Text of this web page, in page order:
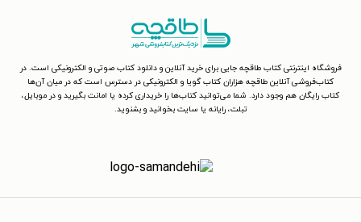
فروشگاه اینترنتی کتاب طاقچه جایی برای خرید آنلاین و دانلود کتاب صوتی و الکترونیکی است. در
کتاب‌فروشی آنلاین طاقچه هزاران کتاب گویا و الکترونیکی در دسترس است که در میان آن‌ها
کتاب رایگان هم وجود دارد. شما می‌توانید کتاب‌ها را خریداری کرده یا امانت بگیرید و در موبایل،
تبلت، رایانه یا سایت بخوانید و بشنوید.